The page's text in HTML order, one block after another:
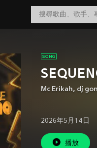
Mc Erikah, dj
2026年5月14日
播放